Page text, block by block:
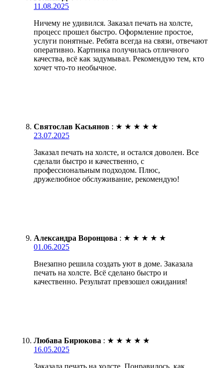
11.08.2025
Ничему не удивился. Заказал печать на холсте,
процесс прошел быстро. Оформление простое,
услуги понятные. Ребята всегда на связи, отвечают
оперативно. Картинка получилась отличного
качества, всё как задумывал. Рекомендую тем, кто
хочет что-то необычное.
Святослав Касьянов : ★ ★ ★ ★ ★
23.07.2025
Заказал печать на холсте, и остался доволен. Все
сделали быстро и качественно, с
профессиональным подходом. Плюс,
дружелюбное обслуживание, рекомендую!
Александра Воронцова : ★ ★ ★ ★ ★
01.06.2025
Внезапно решила создать уют в доме. Заказала
печать на холсте. Всё сделано быстро и
качественно. Результат превзошел ожидания!
Любава Бирюкова : ★ ★ ★ ★ ★
16.05.2025
Заказала печать на холсте. Понравилось, как